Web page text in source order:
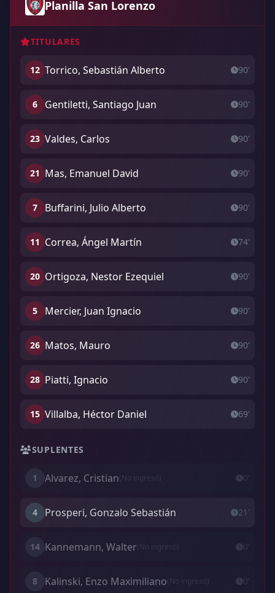
Planilla San Lorenzo
TITULARES
12 Torrico, Sebastián Alberto 90'
6 Gentiletti, Santiago Juan 90'
23 Valdes, Carlos 90'
21 Mas, Emanuel David 90'
7 Buffarini, Julio Alberto 90'
11 Correa, Ángel Martín 74'
20 Ortigoza, Nestor Ezequiel 90'
5 Mercier, Juan Ignacio 90'
26 Matos, Mauro 90'
28 Piatti, Ignacio 90'
15 Villalba, Héctor Daniel 69'
SUPLENTES
1 Alvarez, Cristian(No ingresó) 0'
4 Prosperi, Gonzalo Sebastián 21'
14 Kannemann, Walter(No ingresó) 0'
8 Kalinski, Enzo Maximiliano(No ingresó) 0'